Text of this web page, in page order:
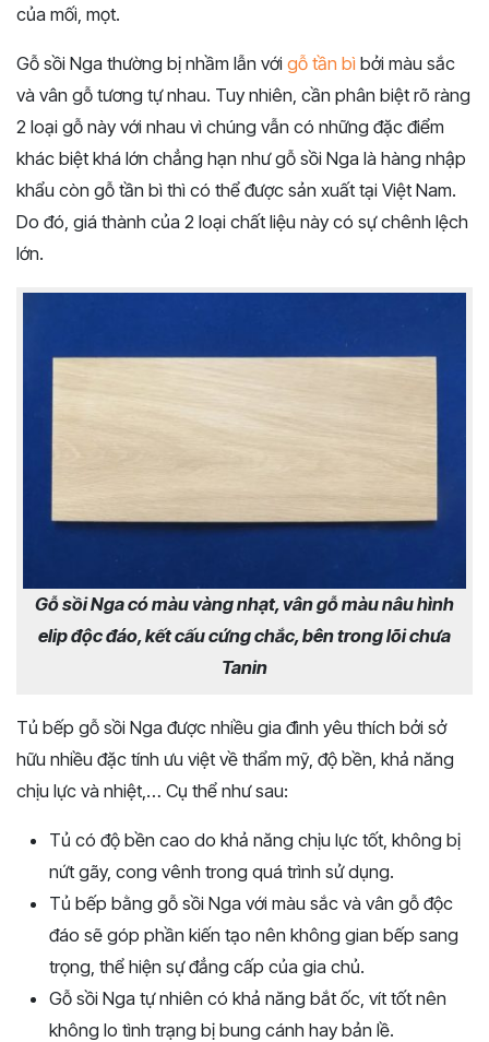
của mối, mọt.
Gỗ sồi Nga thường bị nhầm lẫn với gỗ tần bì bởi màu sắc
và vân gỗ tương tự nhau. Tuy nhiên, cần phân biệt rõ ràng
2 loại gỗ này với nhau vì chúng vẫn có những đặc điểm
khác biệt khá lớn chẳng hạn như gỗ sồi Nga là hàng nhập
khẩu còn gỗ tần bì thì có thể được sản xuất tại Việt Nam.
Do đó, giá thành của 2 loại chất liệu này có sự chênh lệch
lớn.
Gỗ sồi Nga có màu vàng nhạt, vân gỗ màu nâu hình
elip độc đáo, kết cấu cứng chắc, bên trong lõi chưa
Tanin
Tủ bếp gỗ sồi Nga được nhiều gia đình yêu thích bởi sở
hữu nhiều đặc tính ưu việt về thẩm mỹ, độ bền, khả năng
chịu lực và nhiệt,… Cụ thể như sau:
Tủ có độ bền cao do khả năng chịu lực tốt, không bị
nứt gãy, cong vênh trong quá trình sử dụng.
Tủ bếp bằng gỗ sồi Nga với màu sắc và vân gỗ độc
đáo sẽ góp phần kiến tạo nên không gian bếp sang
trọng, thể hiện sự đẳng cấp của gia chủ.
Gỗ sồi Nga tự nhiên có khả năng bắt ốc, vít tốt nên
không lo tình trạng bị bung cánh hay bản lề.